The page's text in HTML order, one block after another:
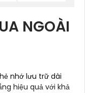
NGOÀI
nhớ lưu trữ dài
hiệu quả với khả